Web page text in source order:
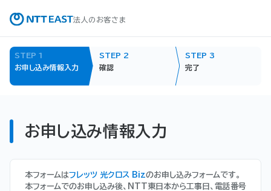
法人のお客さま
STEP 1
お申し込み情報入力
STEP 2
確認
STEP 3
完了
お申し込み情報入力
本フォームはフレッツ 光クロス Bizのお申し込みフォームです。
本フォームでのお申し込み後、NTT東日本から工事日、電話番号